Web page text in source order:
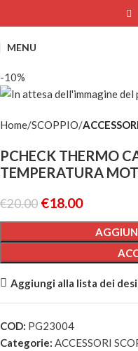
MENU
-10%
Home SCOPPIO
PCHECK THERMO
TEMPERATURA
€20.00 €18.00
Aggiungi alla lista dei
COD: PG23004
Categorie: ACCESSORI